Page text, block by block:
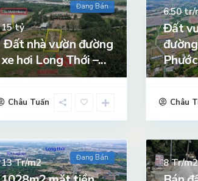
Đang Bán
15tỷ
Đất nhà vườn đường
xe hơi Long Thới –...
Châu Tuấn
6.50tr/
Đất
Châu
Đang Bán
13Tr/m2 8Tr/m2